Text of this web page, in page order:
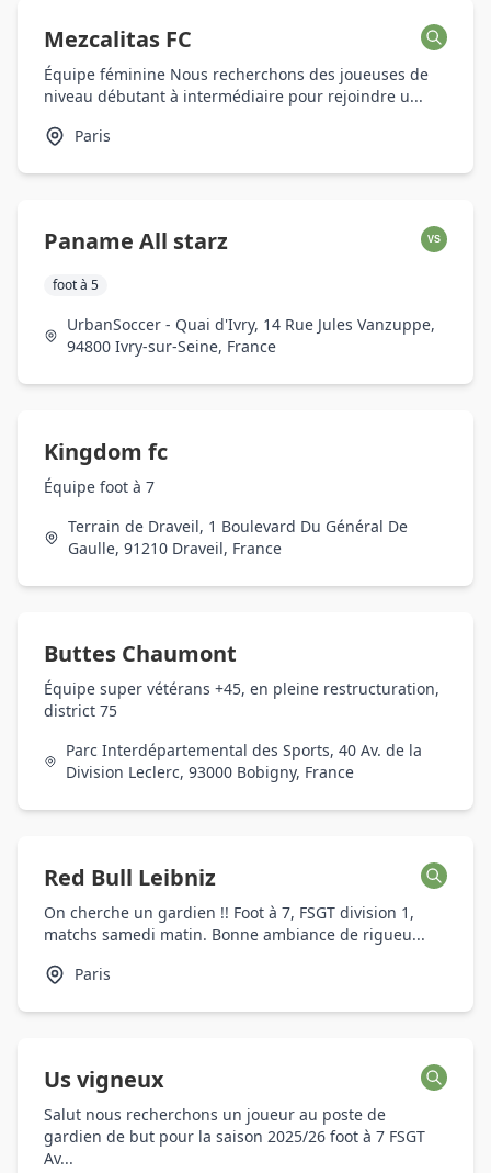
Mezcalitas FC
Équipe féminine Nous recherchons des joueuses de
niveau débutant à intermédiaire pour rejoindre u...
Paris
Paname All starz VS
foot à 5
UrbanSoccer - Quai d'Ivry, 14 Rue Jules Vanzuppe,
94800 Ivry-sur-Seine, France
Kingdom fc
Équipe foot à 7
Terrain de Draveil, 1 Boulevard Du Général De
Gaulle, 91210 Draveil, France
Buttes Chaumont
Équipe super vétérans +45, en pleine restructuration,
district 75
Parc Interdépartemental des Sports, 40 Av. de la
Division Leclerc, 93000 Bobigny, France
Red Bull Leibniz
On cherche un gardien !! Foot à 7, FSGT division 1,
matchs samedi matin. Bonne ambiance de rigueu...
Paris
Us vigneux
Salut nous recherchons un joueur au poste de
gardien de but pour la saison 2025/26 foot à 7 FSGT
Av...